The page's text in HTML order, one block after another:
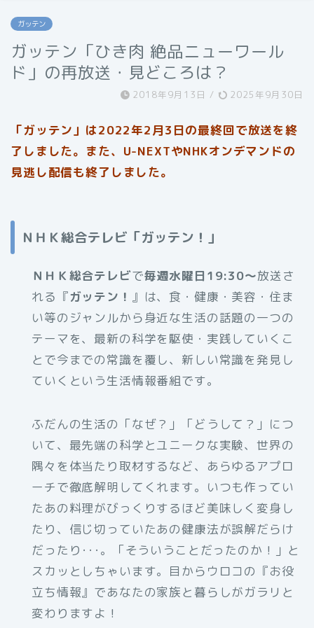
ガッテン
ガッテン「ひき肉 絶品ニューワール
ド」の再放送・見どころは？
2018年9月13日 / 2025年9月30日
「ガッテン」は2022年2月3日の最終回で放送を終
了しました。また、U-NEXTやNHKオンデマンドの
見逃し配信も終了しました。
ＮＨＫ総合テレビ「ガッテン！」
ＮＨＫ総合テレビで毎週水曜日19:30～放送さ
れる『ガッテン！ 』は、食・健康・美容・住ま
い等のジャンルから身近な生活の話題の一つの
テーマを、最新の科学を駆使・実践していくこ
とで今までの常識を覆し、新しい常識を発見し
ていくという生活情報番組です。
ふだんの生活の「なぜ？」「どうして？」につ
いて、最先端の科学とユニークな実験、世界の
隅々を体当たり取材するなど、あらゆるアプロ
ーチで徹底解明してくれます。いつも作ってい
たあの料理がびっくりするほど美味しく変身し
たり、信じ切っていたあの健康法が誤解だらけ
だったり･･･。「そういうことだったのか！」と
スカッとしちゃいます。目からウロコの『お役
立ち情報』であなたの家族と暮らしがガラリと
変わりますよ！